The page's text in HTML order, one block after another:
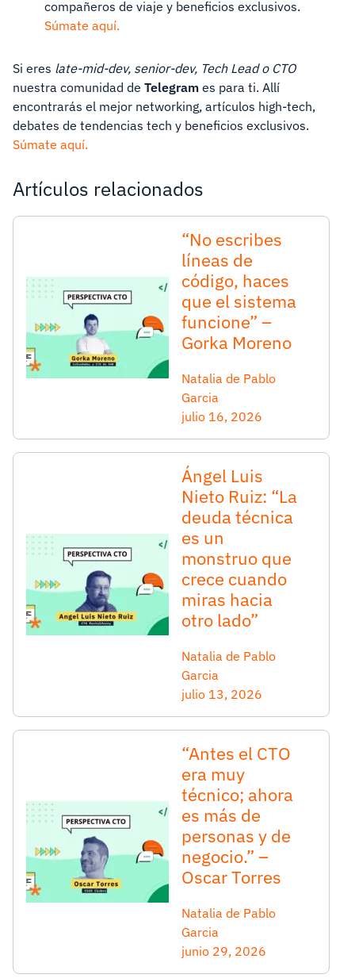
compañeros de viaje y beneficios exclusivos.
Súmate aquí.
Si eres late-mid-dev, senior-dev, Tech Lead o CTO
nuestra comunidad de Telegram es para ti. Allí
encontrarás el mejor networking, artículos high-tech,
debates de tendencias tech y beneficios exclusivos.
Súmate aquí.
Artículos relacionados
“No escribes
líneas de
código, haces
que el sistema
funcione” –
Gorka Moreno
Natalia de Pablo
Garcia
julio 16, 2026
Ángel Luis
Nieto Ruiz: “La
deuda técnica
es un
monstruo que
crece cuando
miras hacia
otro lado”
Natalia de Pablo
Garcia
julio 13, 2026
“Antes el CTO
era muy
técnico; ahora
es más de
personas y de
negocio.” –
Oscar Torres
Natalia de Pablo
Garcia
junio 29, 2026